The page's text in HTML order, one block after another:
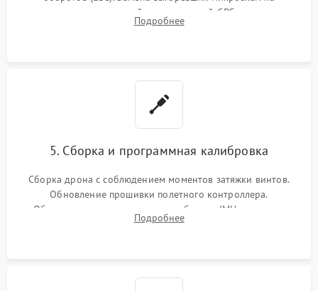
материнской плате, модулей GPS
Подробнее
5. Сборка и программная калибровка
Сборка дрона с соблюдением моментов затяжки винтов.
Обновление прошивки полетного контроллера.
Обязательная программная калибровка IMU-сенсоров,
компаса, датчиков позиционирования и горизонта подвеса
Подробнее